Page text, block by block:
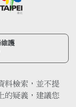
護
料檢索，並不提
的疑義，建議您